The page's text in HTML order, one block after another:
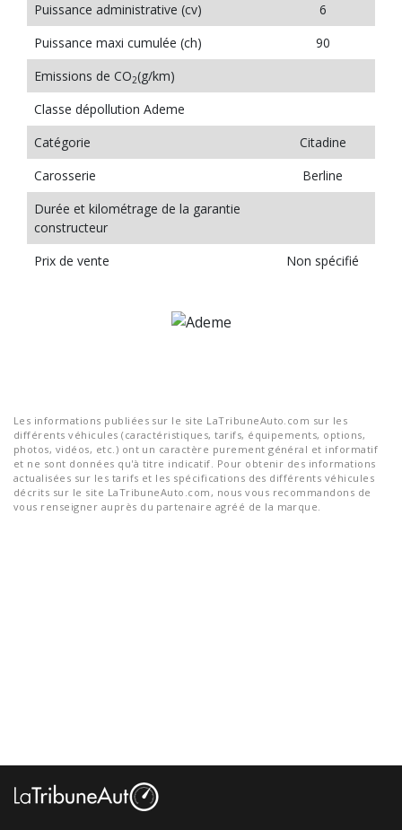
Puissance administrative (cv)
6
Puissance maxi cumulée (ch)
90
Emissions de CO2(g/km)
Classe dépollution Ademe
Catégorie
Citadine
Carosserie
Berline
Durée et kilométrage de la garantie
constructeur
Prix de vente
Non spécifié
Les informations publiées sur le site LaTribuneAuto.com sur les
différents véhicules (caractéristiques, tarifs, équipements, options,
photos, vidéos, etc.) ont un caractère purement général et informatif
et ne sont données qu'à titre indicatif. Pour obtenir des informations
actualisées sur les tarifs et les spécifications des différents véhicules
décrits sur le site LaTribuneAuto.com, nous vous recommandons de
vous renseigner auprès du partenaire agréé de la marque.